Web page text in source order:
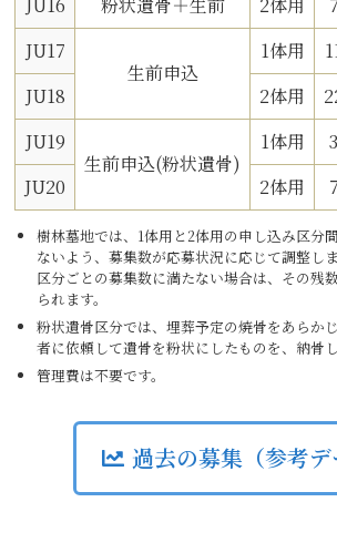
JU17
生前申込
1体用
JU18
2体用
JU19
生前申込(粉状遺骨)
1体用
JU20
2体用
樹林墓地では、1体用と2体用の申し込み区分
ないよう、募集数が応募状況に応じて調整し
区分ごとの募集数に満たない場合は、その残
られます。
粉状遺骨区分では、埋葬予定の焼骨をあらか
者に依頼して遺骨を粉状にしたものを、納骨
管理費は不要です。
過去の募集（参考デ